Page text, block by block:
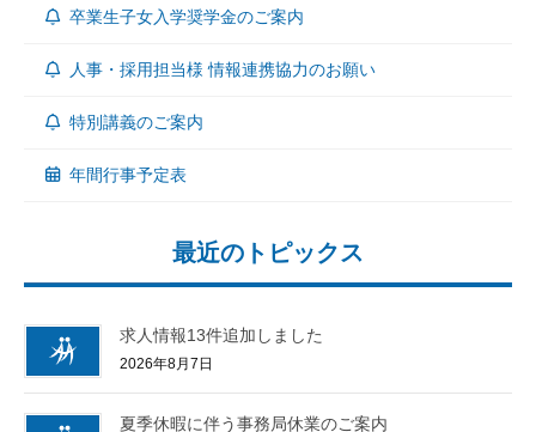
卒業生子女入学奨学金のご案内
人事・採用担当様 情報連携協力のお願い
特別講義のご案内
年間行事予定表
最近のトピックス
求人情報13件追加しました
2026年8月7日
夏季休暇に伴う事務局休業のご案内